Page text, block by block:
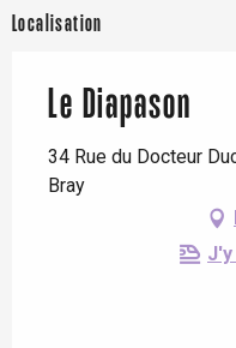
Localisation
Le Diapason
34 Rue du Docteur
Bray